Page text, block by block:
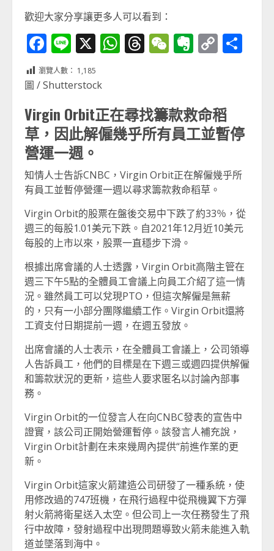
歡迎大家分享讓更多人可以看到：
Facebook
Line
X WhatsApp
Threads
WeChat
Evernote
Copy
瀏覽人數： 1,185
圖 / Shutterstock
Virgin Orbit正在尋找籌款救命稻
草，因此解僱幾乎所有員工並暫停
營運一週。
知情人士告訴CNBC，Virgin Orbit正在解僱幾乎所
有員工並暫停營運一週以尋求籌款救命稻草。
Virgin Orbit的股票在盤後交易中下跌了約33％，從
週三的每股1.01美元下跌。自2021年12月近10美元
每股的上市以來，股票一直穩步下滑。
根據出席會議的人士透露，Virgin Orbit高階主管在
週三下午5點的全體員工會議上向員工介紹了這一情
況。雖然員工可以兌現PTO，但這次解僱是無薪
的，只有一小部分團隊繼續工作。Virgin Orbit還將
工資支付日期提前一週，在週五發放。
出席會議的人士表示，在全體員工會議上，公司領導
人告訴員工，他們的目標是在下週三或週四提供解僱
和籌款狀況的更新，這些人要求匿名以討論內部事
務。
Virgin Orbit的一位發言人在向CNBC發表的宣告中
證實，該公司正開始營運暫停。該發言人補充說，
Virgin Orbit計劃在未來幾周內提供“前進作業的更
新。
Virgin Orbit這家火箭建造公司研發了一種系統，使
用修改過的747班機，在飛行過程中從飛機翼下方彈
射火箭將衛星送入太空。但公司上一次任務發生了飛
行中故障，發射過程中出現問題導致火箭未能進入軌
道並墜落到海中。